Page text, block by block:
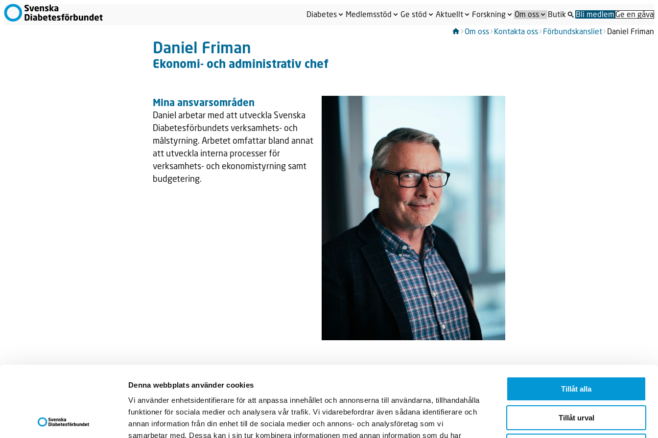
Denna webbplats använder cookies
Vi använder enhetsidentifierare för att anpassa innehållet och annonserna till användarna, tillhandahålla
funktioner för sociala medier och analysera vår trafik. Vi vidarebefordrar även sådana identifierare och
annan information från din enhet till de sociala medier och annons- och analysföretag som vi
samarbetar med. Dessa kan i sin tur kombinera informationen med annan information som du har
Tillåt alla
Tillåt urval
Diabetes Medlemsstöd Ge stöd Aktuellt Forskning Om oss Butik Bli medlem Ge en gåva
Om oss
Kontakta oss Förbundskansliet Daniel Friman
Daniel Friman
Ekonomi- och administrativ chef
Mina ansvarsområden
Daniel arbetar med att utveckla Svenska
Diabetesförbundets verksamhets- och
målstyrning. Arbetet omfattar bland annat
att utveckla interna processer för
verksamhets- och ekonomistyrning samt
budgetering.
Svenska Diabetesförbundet
Box 5098
121 16 JOHANNESHOV
Besöksadress
Genvägar
Våra föreningar
Facebook
LinkedIn